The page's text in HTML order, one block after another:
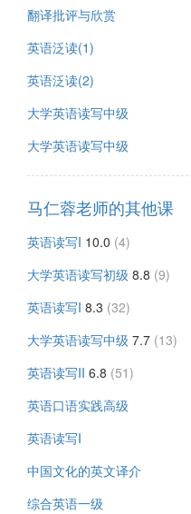
翻译批评与欣赏
英语泛读(1)
英语泛读(2)
大学英语读写中级
大学英语读写中级
马仁蓉老师的其他课
英语读写I 10.0 (4)
大学英语读写初级 8.8 (9)
英语读写I 8.3 (32)
大学英语读写中级 7.7 (13)
英语读写II 6.8 (51)
英语口语实践高级
英语读写I
中国文化的英文译介
综合英语一级